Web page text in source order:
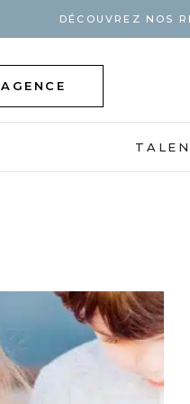
DÉCOUVREZ NOS
AGENCE